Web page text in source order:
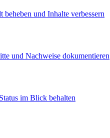
beheben und Inhalte verbessern
und Nachweise dokumentieren
im Blick behalten